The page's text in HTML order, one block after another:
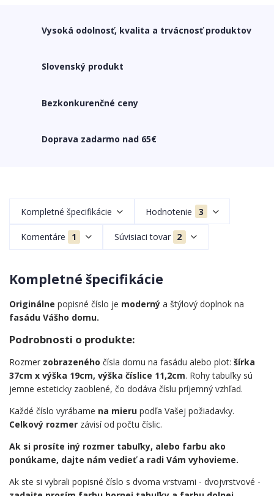
Vysoká odolnosť, kvalita a trvácnosť produktov
Slovenský produkt
Bezkonkurenčné ceny
Doprava zadarmo nad 65€
Kompletné špecifikácie Hodnotenie 3
Komentáre 1 Súvisiaci tovar 2
Kompletné špecifikácie
Originálne popisné číslo je moderný a štýlový doplnok na
fasádu Vášho domu.
Podrobnosti o produkte:
Rozmer zobrazeného čísla domu na fasádu alebo plot: šírka
37cm x výška 19cm, výška číslice 11,2cm. Rohy tabuľky sú
jemne esteticky zaoblené, čo dodáva číslu príjemný vzhľad.
Každé číslo vyrábame na mieru podľa Vašej požiadavky.
Celkový rozmer závisí od počtu číslic.
Ak si prosíte iný rozmer tabuľky, alebo farbu ako
ponúkame, dajte nám vedieť a radi Vám vyhovieme.
Ak ste si vybrali popisné číslo s dvoma vrstvami - dvojvrstvové -